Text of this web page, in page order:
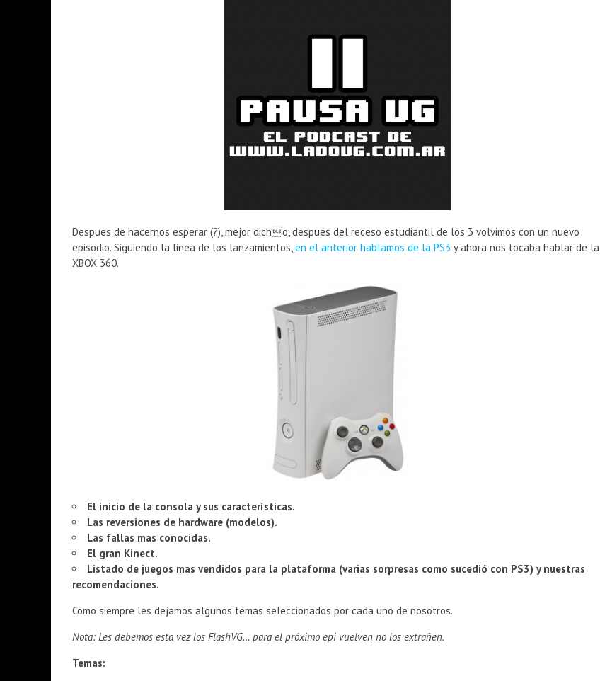
Despues de hacernos esperar (?), mejor dicho, después del receso estudiantil de los 3 volvimos con un nuevo
episodio. Siguiendo la linea de los lanzamientos,en el anterior hablamos de la PS3 y ahora nos tocaba hablar de la
XBOX 360.
El inicio de la consola y sus características.
Las reversiones de hardware (modelos).
Las fallas mas conocidas.
El gran Kinect.
Listado de juegos mas vendidos para la plataforma (varias sorpresas como sucedió con PS3) y nuestras
recomendaciones.
Como siempre les dejamos algunos temas seleccionados por cada uno de nosotros.
Nota: Les debemos esta vez los FlashVG… para el próximo epi vuelven no los extrañen.
Temas: